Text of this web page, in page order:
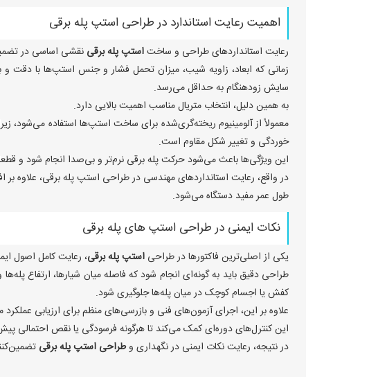
اهمیت رعایت استاندارد در طراحی استپ پله برقی
رعایت استانداردهای طراحی و ساختاستپ پله برقی نقشی اساسی در
زمانی که ابعاد، زاویه شیب، میزان تحمل فشار و جنس استپ‌ها با دقت
سایش زودهنگام به حداقل می‌رسد.
به همین دلیل، انتخاب متریال مناسب اهمیت بالایی دارد.
معمولاً از آلومینیوم ریخته‌گری‌شده برای ساخت استپ‌ها استفاده می‌شود،
خوردگی و تغییر شکل مقاوم است.
این ویژگی‌ها باعث می‌شود حرکت پله برقی نرم‌تر و بی‌صدا انجام شود و
در واقع، رعایت استانداردهای مهندسی در طراحی استپ پله برقی، علاوه
طول عمر مفید دستگاه می‌شود.
نکات ایمنی در طراحی استپ ‌های پله برقی
یکی از اصلی‌ترین فاکتورها در طراحی استپ پله برقی، رعایت کامل اصول
طراحی دقیق باید به گونه‌ای انجام شود که فاصله میان شیارها، ارتفاع پله‌ها
کفش یا اجسام کوچک در میان پله‌ها جلوگیری شود.
علاوه بر این، اجرای آزمون‌های فنی و بازرسی‌های منظم برای ارزیابی
این کنترل‌های دوره‌ای کمک می‌کند تا هرگونه فرسودگی یا نقص احتمالی
در نتیجه، رعایت نکات ایمنی در نگهداری وطراحی استپ پله برقی